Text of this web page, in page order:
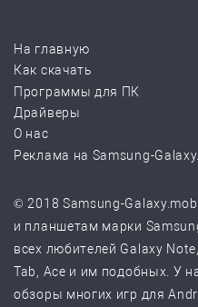
На главную
Как скачать
Программы для ПК
Драйверы
О нас
Реклама на Samsung-
© 2018 Samsung-
и планшетам марки
всех любителей Galaxy
Tab, Ace и им подобных. У
обзоры многих игр для